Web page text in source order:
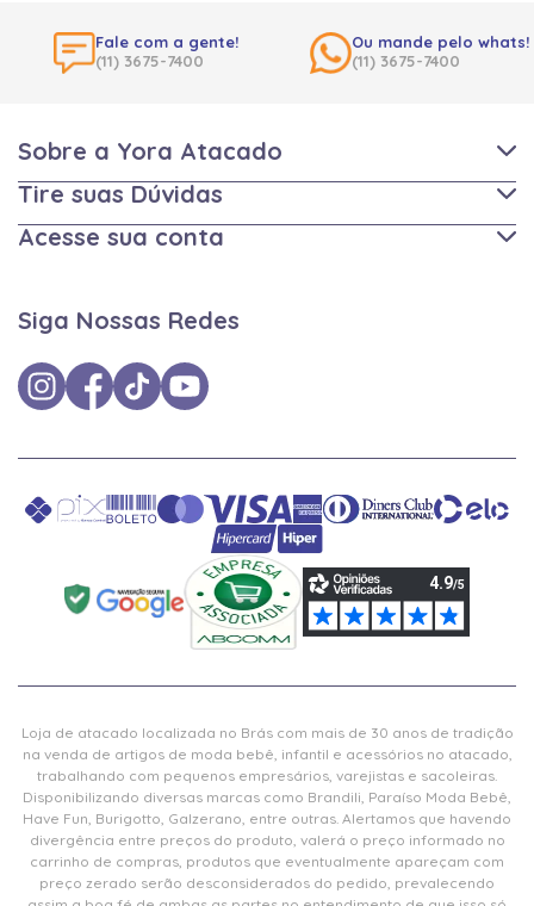
Fale com a gente!
(11) 3675-7400
Ou mande pelo whats!
(11) 3675-7400
Sobre a Yora Atacado
Tire suas Dúvidas
Acesse sua conta
Siga Nossas Redes
Loja de atacado localizada no Brás com mais de 30 anos de tradição
na venda de artigos de moda bebê, infantil e acessórios no atacado,
trabalhando com pequenos empresários, varejistas e sacoleiras.
Disponibilizando diversas marcas como Brandili, Paraíso Moda Bebê,
Have Fun, Burigotto, Galzerano, entre outras. Alertamos que havendo
divergência entre preços do produto, valerá o preço informado no
carrinho de compras, produtos que eventualmente apareçam com
preço zerado serão desconsiderados do pedido, prevalecendo